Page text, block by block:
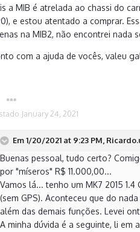
a MIB é atrelada ao chassi do
e estou atentado a comprar.
na MIB2, não encontrei nada
com a ajuda de vocês, valeu
January 24, 2021
Em 1/20/2021 at 9:23 PM,
Buenas pessoal, tudo certo?
por "míseros" R$ 11.000,00...
Vamos lá... tenho um MK7 2015
(sem GPS). Aconteceu que do
além das demais funções. Levei
A minha dúvida é a seguinte, li em